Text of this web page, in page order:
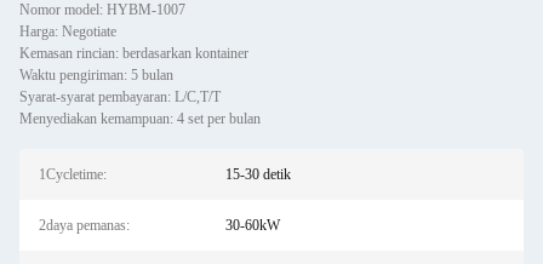
Nomor model: HYBM-1007
Harga: Negotiate
Kemasan rincian: berdasarkan kontainer
Waktu pengiriman: 5 bulan
Syarat-syarat pembayaran: L/C,T/T
Menyediakan kemampuan: 4 set per bulan
1Cycletime: 15-30 detik
2daya pemanas: 30-60kW